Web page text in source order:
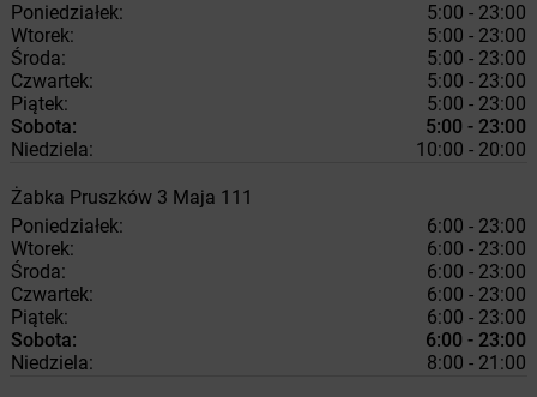
Poniedziałek:
5:00 - 23:00
Wtorek:
5:00 - 23:00
Środa:
5:00 - 23:00
Czwartek:
5:00 - 23:00
Piątek:
5:00 - 23:00
Sobota:
5:00 - 23:00
Niedziela:
10:00 - 20:00
Żabka Pruszków 3 Maja 111
Poniedziałek:
6:00 - 23:00
Wtorek:
6:00 - 23:00
Środa:
6:00 - 23:00
Czwartek:
6:00 - 23:00
Piątek:
6:00 - 23:00
Sobota:
6:00 - 23:00
Niedziela:
8:00 - 21:00